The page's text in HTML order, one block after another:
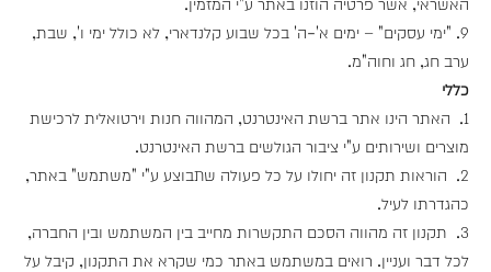
9. "ימי עסקים" – ימים א'-ה' בכל שבוע קלנדארי, לא כולל ימי ו', שבת,
ערב חג, חג וחוה"מ.
כללי
1. האתר הינו אתר ברשת האינטרנט, המהווה חנות וירטואלית לרכישת
מוצרים ושירותים ע"י ציבור הגולשים ברשת האינטרנט.
2. הוראות תקנון זה יחולו על כל פעולה שתבוצע ע"י "משתמש" באתר,
כהגדרתו לעיל.
3. תקנון זה מהווה הסכם התקשרות מחייב בין המשתמש ובין החברה,
לכל דבר ועניין. רואים במשתמש באתר כמי שקרא את התקנון, קיבל על